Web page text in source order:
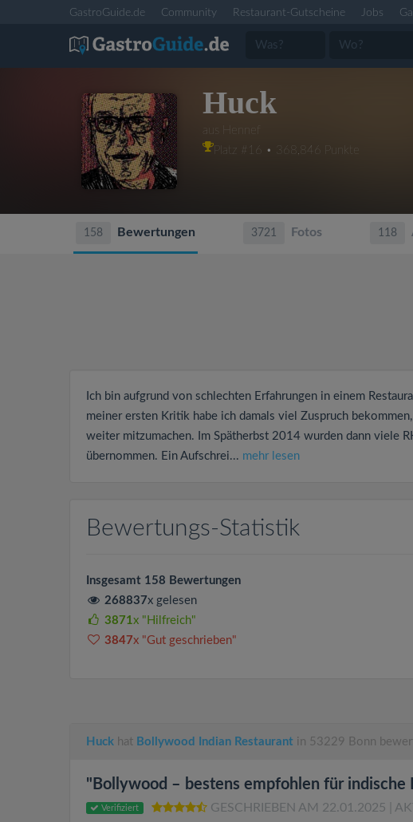
GastroGuide.de Community Restaurant-Gutscheine Jobs
Huck
aus Hennef
Platz #16 • 368,846 Punkte
158 Bewertungen 3721 Fotos 118
Ich bin aufgrund von schlechten Erfahrungen in einem
meiner ersten Kritik habe ich damals viel Zuspruch
weiter mitzumachen. Im Spätherbst 2014 wurden dann viele
übernommen. Ein Aufschrei... mehr lesen
Bewertungs-Statistik
Insgesamt 158 Bewertungen
268837x gelesen
3871x "Hilfreich"
3847x "Gut geschrieben"
Huck hat Bollywood Indian Restaurant in 53229 Bonn
"Bollywood – bestens empfohlen für indische
Verifiziert GESCHRIEBEN AM 22.01.2025 |